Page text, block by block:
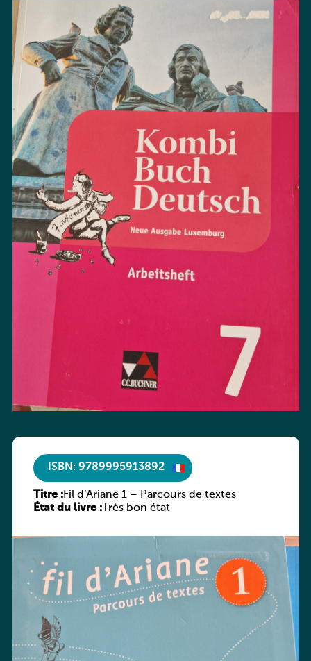
ISBN: 9789995913892
Titre :Fil d’Ariane 1 – Parcours de textes
État du livre :Très bon état